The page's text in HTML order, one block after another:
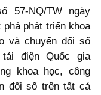
57-NQ/TW ngày
phát triển khoa
và chuyển đổi số
điện Quốc gia
khoa học, công
đổi số trên tất cả